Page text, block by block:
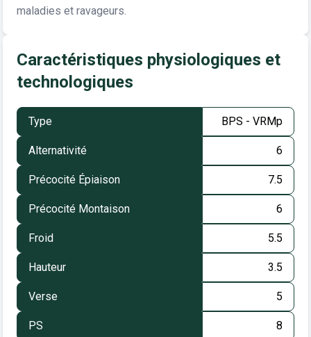
maladies et ravageurs.
Caractéristiques physiologiques et
technologiques
Type BPS - VRMp
Alternativité 6
Précocité Épiaison 7.5
Précocité Montaison 6
Froid 5.5
Hauteur 3.5
Verse 5
PS 8